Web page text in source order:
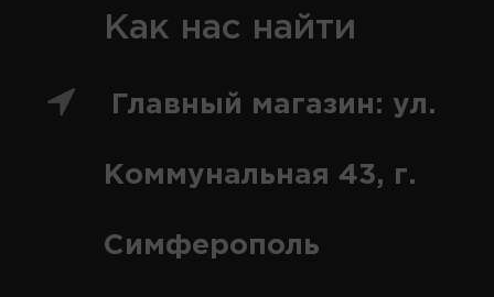
Как нас найти
Главный магазин: ул.
Коммунальная 43, г.
Симферополь